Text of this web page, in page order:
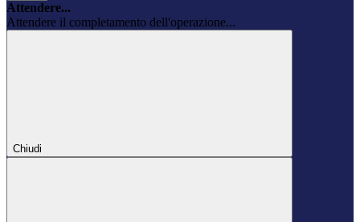
Attendere...
Attendere il completamento dell'operazione...
Chiudi